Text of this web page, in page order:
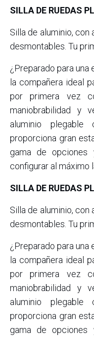
SILLA DE RUEDAS
Silla de aluminio,
desmontables. Tu
¿Preparado para una
la compañera ideal
por primera vez
maniobrabilidad y
aluminio
proporciona gran
gama de opciones
configurar al máximo
SILLA DE RUEDAS
Silla de aluminio,
desmontables. Tu
¿Preparado para una
la compañera ideal
por primera vez
maniobrabilidad y
aluminio
proporciona gran
gama de opciones